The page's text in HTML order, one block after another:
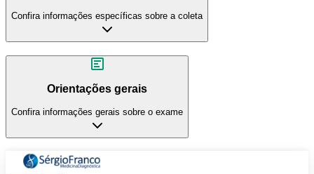
Confira informações específicas sobre a coleta
Orientações gerais
Confira informações gerais sobre o exame